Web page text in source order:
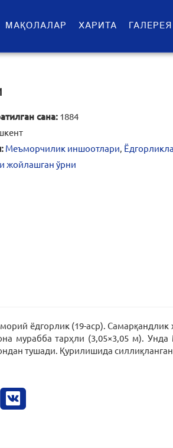
МАҚОЛАЛАР ХАРИТА ГАЛЕРЕЯ
сана: 1884
Меъморчилик иншоотлари,
жойлашган ўрни
ёдгорлик (19-аср). Самарқандлик
мурабба тарҳли (3,05×3,05 м). Унда
тушади. Қурилишида